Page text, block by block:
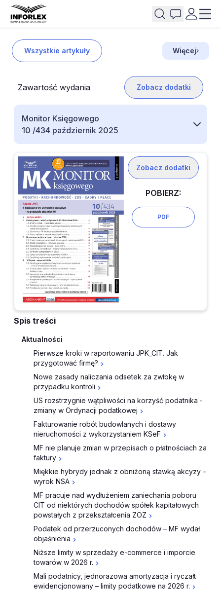
Wszystkie artykuły Więcej
Zawartość wydania Zobacz dodatki
Monitor Księgowego
10 /434 październik 2025
Zobacz dodatki
POBIERZ:
PDF
Spis treści
Aktualności
Pierwsze kroki w raportowaniu JPK_CIT. Jak
przygotować firmę?
Nowe zasady naliczania odsetek za zwłokę w
przypadku kontroli
US rozstrzygnie wątpliwości na korzyść podatnika -
zmiany w Ordynacji podatkowej
Fakturowanie robót budowlanych i dostawy
nieruchomości z wykorzystaniem KSeF
MF nie planuje zmian w przepisach o płatnościach za
faktury
Miękkie hybrydy jednak z obniżoną stawką akcyzy –
wyrok NSA
MF pracuje nad wydłużeniem zaniechania poboru
CIT od niektórych dochodów spółek kapitałowych
powstałych z przekształcenia ZOZ
Podatek od przerzuconych dochodów – MF wydał
objaśnienia
Niższe limity w sprzedaży e-commerce i imporcie
towarów w 2026 r.
Mali podatnicy, jednorazowa amortyzacja i ryczałt
ewidencjonowany – limity podatkowe na 2026 r.